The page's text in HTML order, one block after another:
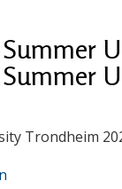
Summer
Summer
Trondheim